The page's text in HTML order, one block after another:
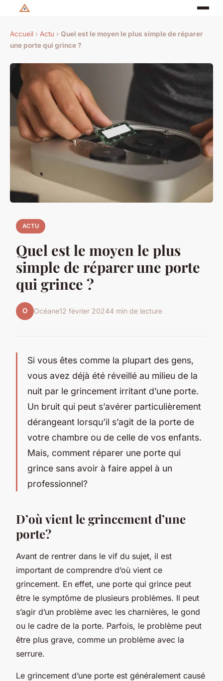
Accueil › Actu › Quel est le moyen le plus simple de réparer
une porte qui grince ?
ACTU
Quel est le moyen le plus
simple de réparer une porte
qui grince ?
O Océane12 février 20244 min de lecture
Si vous êtes comme la plupart des gens,
vous avez déjà été réveillé au milieu de la
nuit par le grincement irritant d’une porte.
Un bruit qui peut s’avérer particulièrement
dérangeant lorsqu’il s’agit de la porte de
votre chambre ou de celle de vos enfants.
Mais, comment réparer une porte qui
grince sans avoir à faire appel à un
professionnel?
D’où vient le grincement d’une
porte?
Avant de rentrer dans le vif du sujet, il est
important de comprendre d’où vient ce
grincement. En effet, une porte qui grince peut
être le symptôme de plusieurs problèmes. Il peut
s’agir d’un problème avec les charnières, le gond
ou le cadre de la porte. Parfois, le problème peut
être plus grave, comme un problème avec la
serrure.
Le grincement d’une porte est généralement causé